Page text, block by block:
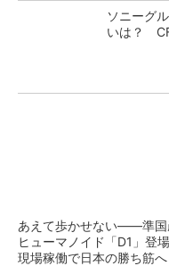
ソニーグ
いは？
あえて歩かせない――準国
ヒューマノイド「D1」登場
現場稼働で日本の勝ち筋へ